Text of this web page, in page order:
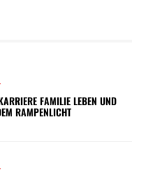
FAMILIE LEBEN UND
RAMPENLICHT